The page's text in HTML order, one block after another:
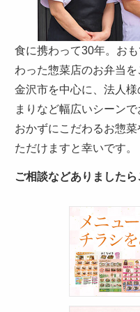
い。
食に携わって30年。お
わった惣菜店のお弁当を
金沢市を中心に、法人
まりなど幅広いシーンで
おかずにこだわるお惣
ただけますと幸いです。
ご相談などありました
カ
ロ
グ